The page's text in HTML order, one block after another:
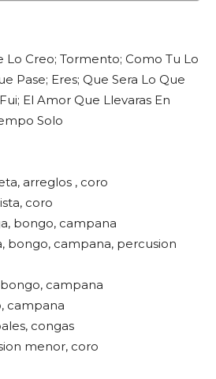
Lo Creo; Tormento; Como Tu Lo
Pase; Eres; Que Sera Lo Que
El Amor Que Llevaras En
Solo
arreglos , coro
coro
bongo, campana
bongo, campana, percusion
campana
campana
congas
menor, coro